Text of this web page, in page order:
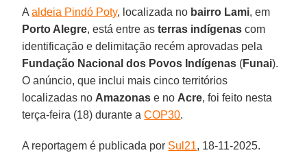
Aaldeia Pindó Poty, localizada no bairro Lami, em
Porto Alegre, está entre as terras indígenas com
identificação e delimitação recém aprovadas pela
Fundação Nacional dos Povos Indígenas (Funai).
O anúncio, que inclui mais cinco territórios
localizadas no Amazonas e no Acre, foi feito nesta
terça-feira (18) durante aCOP30.
A reportagem é publicada por Sul21, 18-11-2025.